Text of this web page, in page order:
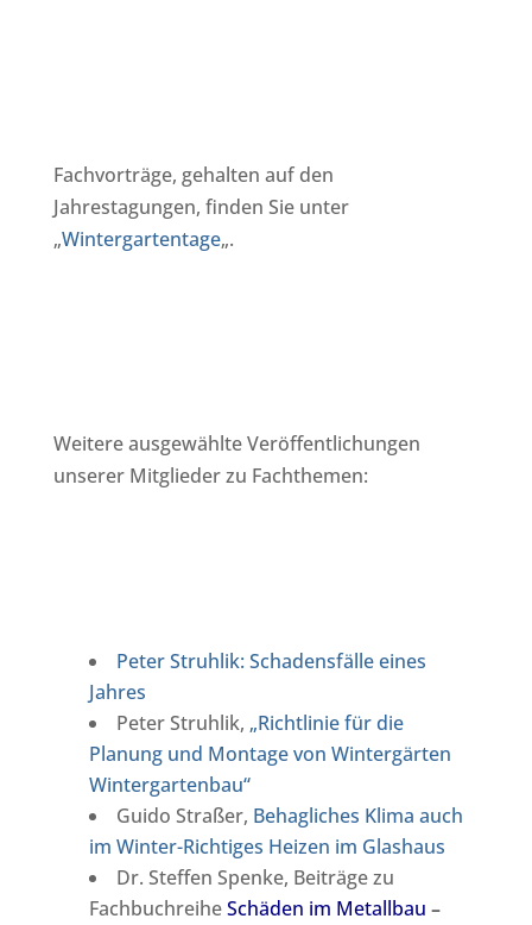
Fachvorträge, gehalten auf den
Jahrestagungen, finden Sie unter
„Wintergartentage„.
Weitere ausgewählte Veröffentlichungen
unserer Mitglieder zu Fachthemen:
Peter Struhlik: Schadensfälle eines
Jahres
Peter Struhlik, „Richtlinie für die
Planung und Montage von Wintergärten
Wintergartenbau“
Guido Straßer, Behagliches Klima auch
im Winter-Richtiges Heizen im Glashaus
Dr. Steffen Spenke, Beiträge zu
FachbuchreiheSchäden im Metallbau –